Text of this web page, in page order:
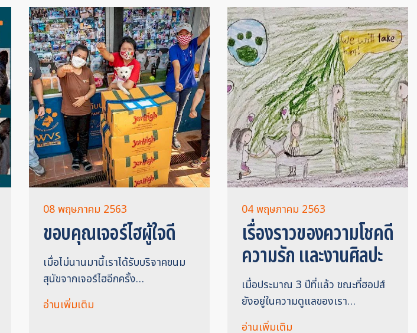
08 พฤษภาคม 2563
ขอบคุณเจอร์ไฮผู้ใจดี
เมื่อไม่นานมานี้เราได้รับบริจาคขนม
สุนัขจากเจอร์ไฮอีกครั้ง…
อ่านเพิ่มเติม
04 พฤษภาคม 2563
เรื่องราวของความโชคดี
ความรัก และงานศิลปะ
เมื่อประมาณ 3 ปีที่แล้ว ขณะที่ฮอปส์
ยังอยู่ในความดูแลของเรา…
อ่านเพิ่มเติม